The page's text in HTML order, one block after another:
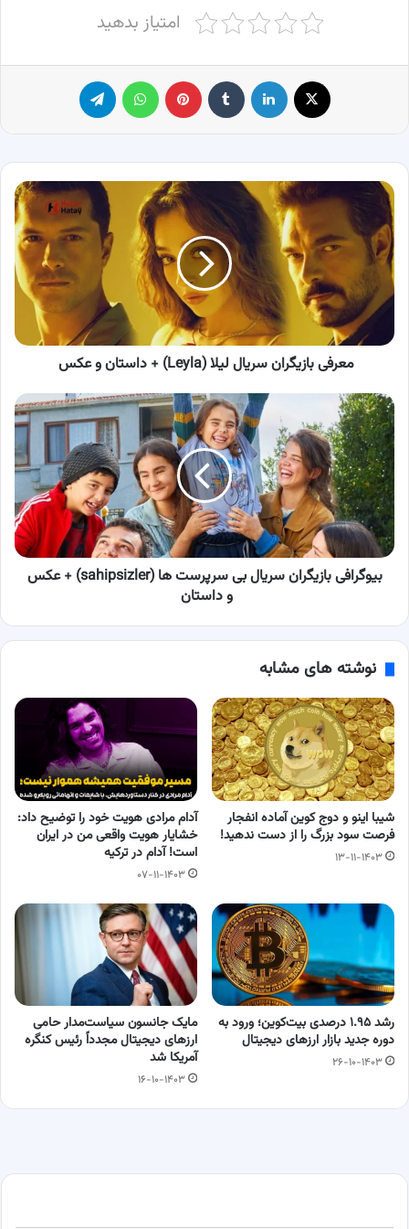
امتیاز بدهید
لینکدین ‫تامبلر پینترست
معرفی
بازیگران
سریال
لیلا
+
داستان
عکس
معرفی بازیگران سریال لیلا (Leyla) + داستان و عکس
بیوگرافی
بازیگران
سریال
بی
سرپرست
ها
(sahipsizler)
+
عکس
بیوگرافی بازیگران سریال بی سرپرست ها (sahipsizler) + عکس
و داستان
نوشته های مشابه
شیبا اینو و دوج کوین آماده انفجار
فرصت سود بزرگ را از دست ندهید!
۱۳-۱۱-۱۴۰۳
آدام مرادی هویت خود را توضیح داد:
خشایار هویت واقعی من در ایران
است! آدام در ترکیه
۰۷-۱۱-۱۴۰۳
رشد ۱.۹۵ درصدی بیت‌کوین؛ ورود به
دوره جدید بازار ارزهای دیجیتال
۲۶-۱۰-۱۴۰۳
مایک جانسون سیاست‌مدار حامی
ارزهای دیجیتال مجدداً رئیس کنگره
آمریکا شد
۱۶-۱۰-۱۴۰۳